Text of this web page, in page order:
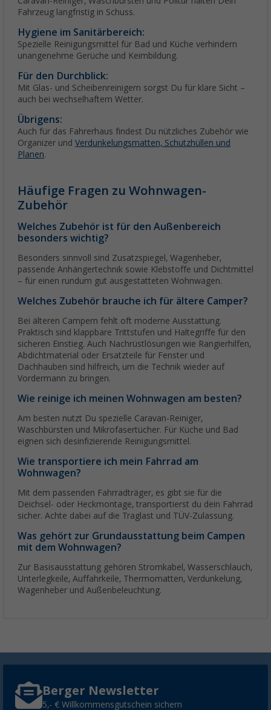
Fahrzeug langfristig in Schuss.
Hygiene im Sanitärbereich:
Spezielle Reinigungsmittel für Bad und Küche verhindern
unangenehme Gerüche und Keimbildung.
Für den Durchblick:
Mit Glas- und Scheibenreinigern sorgst Du für klare Sicht –
auch bei wechselhaftem Wetter.
Übrigens:
Auch für das Fahrerhaus findest Du nützliches Zubehör wie
Organizer und Verdunkelungsmatten, Schutzhüllen und
Planen.
Häufige Fragen zu Wohnwagen-
Zubehör
Welches Zubehör ist für den Außenbereich
besonders wichtig?
Besonders sinnvoll sind Zusatzspiegel, Wagenheber,
passende Anhängertechnik sowie Klebstoffe und Dichtmittel
– für einen rundum gut ausgestatteten Wohnwagen.
Welches Zubehör brauche ich für ältere Camper?
Bei älteren Campern fehlt oft moderne Ausstattung.
Praktisch sind klappbare Trittstufen und Haltegriffe für den
sicheren Einstieg. Auch Nachrüstlösungen wie Rangierhilfen,
Abdichtmaterial oder Ersatzteile für Fenster und
Dachhauben sind hilfreich, um die Technik wieder auf
Vordermann zu bringen.
Wie reinige ich meinen Wohnwagen am besten?
Am besten nutzt Du spezielle Caravan-Reiniger,
Waschbürsten und Mikrofasertücher. Für Küche und Bad
eignen sich desinfizierende Reinigungsmittel.
Wie transportiere ich mein Fahrrad am
Wohnwagen?
Mit dem passenden Fahrradträger, es gibt sie für die
Deichsel- oder Heckmontage, transportierst du dein Fahrrad
sicher. Achte dabei auf die Traglast und TÜV-Zulassung.
Was gehört zur Grundausstattung beim Campen
mit dem Wohnwagen?
Zur Basisausstattung gehören Stromkabel, Wasserschlauch,
Unterlegkeile, Auffahrkeile, Thermomatten, Verdunkelung,
Wagenheber und Außenbeleuchtung.
Berger Newsletter
5,- € Willkommensgutschein sichern